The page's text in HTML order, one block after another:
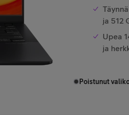
ja 512
Upea
ja
Poistunut